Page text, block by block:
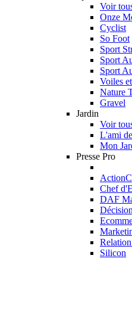
Voir
Onze
Cyclist
So Foot
Sport
Sport
Sport
Voiles
Nature
Gravel
Jardin
Voir
L'ami
Mon
Presse Pro
Chef
DAF
Silicon